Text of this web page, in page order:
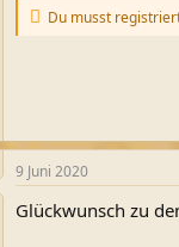
Du musst
9 Juni 2020
Glückwunsch zu